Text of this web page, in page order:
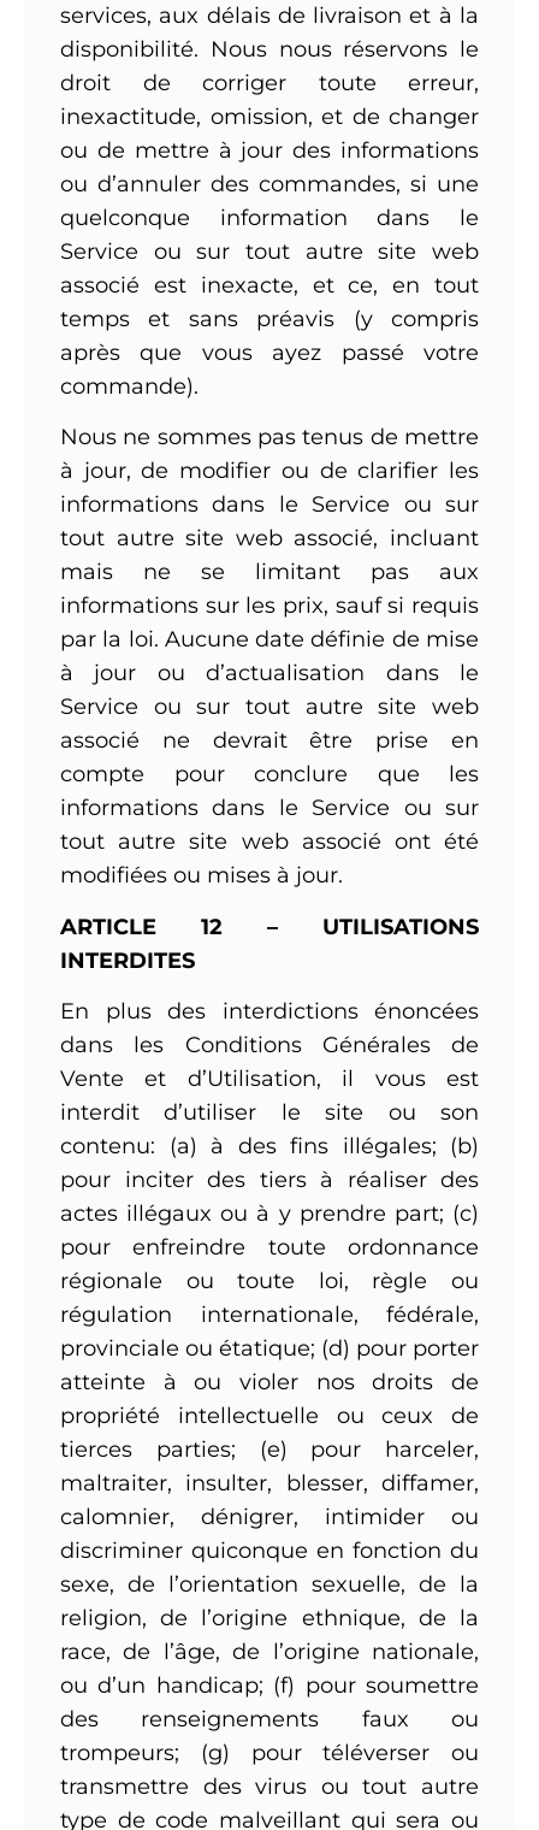
services, aux délais de livraison et à la
disponibilité. Nous nous réservons le
droit de corriger toute erreur,
inexactitude, omission, et de changer
ou de mettre à jour des informations
ou d’annuler des commandes, si une
quelconque information dans le
Service ou sur tout autre site web
associé est inexacte, et ce, en tout
temps et sans préavis (y compris
après que vous ayez passé votre
commande).
Nous ne sommes pas tenus de mettre
à jour, de modifier ou de clarifier les
informations dans le Service ou sur
tout autre site web associé, incluant
mais ne se limitant pas aux
informations sur les prix, sauf si requis
par la loi. Aucune date définie de mise
à jour ou d’actualisation dans le
Service ou sur tout autre site web
associé ne devrait être prise en
compte pour conclure que les
informations dans le Service ou sur
tout autre site web associé ont été
modifiées ou mises à jour.
ARTICLE 12 – UTILISATIONS
INTERDITES
En plus des interdictions énoncées
dans les Conditions Générales de
Vente et d’Utilisation, il vous est
interdit d’utiliser le site ou son
contenu: (a) à des fins illégales; (b)
pour inciter des tiers à réaliser des
actes illégaux ou à y prendre part; (c)
pour enfreindre toute ordonnance
régionale ou toute loi, règle ou
régulation internationale, fédérale,
provinciale ou étatique; (d) pour porter
atteinte à ou violer nos droits de
propriété intellectuelle ou ceux de
tierces parties; (e) pour harceler,
maltraiter, insulter, blesser, diffamer,
calomnier, dénigrer, intimider ou
discriminer quiconque en fonction du
sexe, de l’orientation sexuelle, de la
religion, de l’origine ethnique, de la
race, de l’âge, de l’origine nationale,
ou d’un handicap; (f) pour soumettre
des renseignements faux ou
trompeurs; (g) pour téléverser ou
transmettre des virus ou tout autre
type de code malveillant qui sera ou